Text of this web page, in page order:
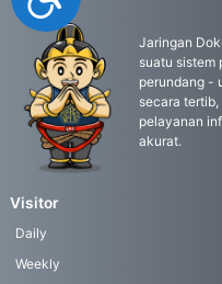
Jaringan
suatu sistem
perundang -
secara
pelayanan
akurat.
Visitor
Daily
Weekly